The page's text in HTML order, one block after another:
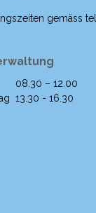
gemäss
Nachmittag
08.30 – 12.00
13.30 - 16.30